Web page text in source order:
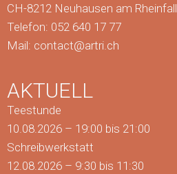
CH-8212 Neuhausen am Rheinfall
Telefon: 052 640 17 77
Mail: contact@artri.ch
AKTUELL
Teestunde
10.08.2026 – 19:00 bis 21:00
Schreibwerkstatt
12.08.2026 – 9:30 bis 11:30